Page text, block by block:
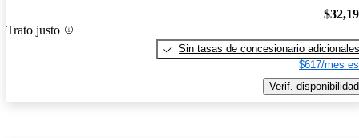
Trato justo
Sin tasas de concesionario adicionales
$617/mes
Verif. disponibilidad